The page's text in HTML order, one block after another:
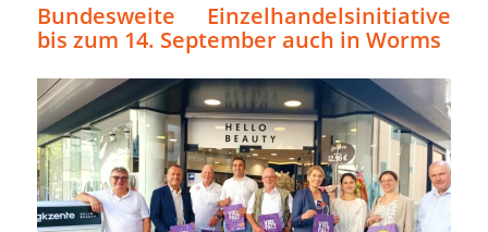
Bundesweite Einzelhandelsinitiative
bis zum 14. September auch in Worms